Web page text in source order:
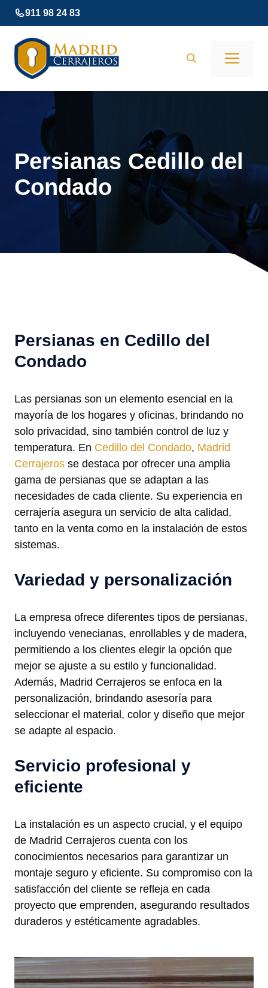
Saltar
al
contenido
911 98 24 83
Persianas Cedillo del
Condado
Persianas en Cedillo del
Condado
Las persianas son un elemento esencial en la
mayoría de los hogares y oficinas, brindando no
solo privacidad, sino también control de luz y
temperatura. En Cedillo del Condado, Madrid
Cerrajeros se destaca por ofrecer una amplia
gama de persianas que se adaptan a las
necesidades de cada cliente. Su experiencia en
cerrajería asegura un servicio de alta calidad,
tanto en la venta como en la instalación de estos
sistemas.
Variedad y personalización
La empresa ofrece diferentes tipos de persianas,
incluyendo venecianas, enrollables y de madera,
permitiendo a los clientes elegir la opción que
mejor se ajuste a su estilo y funcionalidad.
Además, Madrid Cerrajeros se enfoca en la
personalización, brindando asesoría para
seleccionar el material, color y diseño que mejor
se adapte al espacio.
Servicio profesional y
eficiente
La instalación es un aspecto crucial, y el equipo
de Madrid Cerrajeros cuenta con los
conocimientos necesarios para garantizar un
montaje seguro y eficiente. Su compromiso con la
satisfacción del cliente se refleja en cada
proyecto que emprenden, asegurando resultados
duraderos y estéticamente agradables.